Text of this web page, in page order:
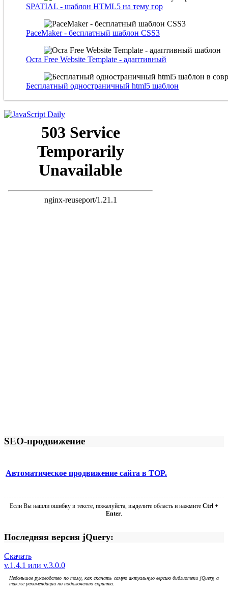
SPATIAL - шаблон HTML5 на тему гор
PaceMaker - бесплатный шаблон CSS3
Ocra Free Website Template - адаптивный
Бесплатный одностраничный html5 шаблон
SEO-продвижение
Автоматическое продвижение сайта в TOP.
Если Вы нашли ошибку в тексте, пожалуйста, выделите область и нажмите Ctrl +
Enter.
Последняя версия jQuery:
Скачать
v.1.4.1 или v.3.0.0
Небольшое руководство по тому, как скачать самую актуальную версию библиотеки jQuery, а
также рекомендации по подключению скрипта.